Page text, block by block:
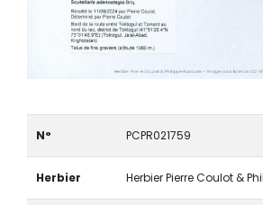
N° PCPR021759
Herbier Herbier Pierre Coulot &